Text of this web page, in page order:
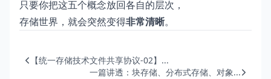
只要你把这五个概念放回各自的层次，
存储世界，就会突然变得非常清晰。
【统一存储技术文件共享协议-02】...
一篇讲透：块存储、分布式存储、对象...